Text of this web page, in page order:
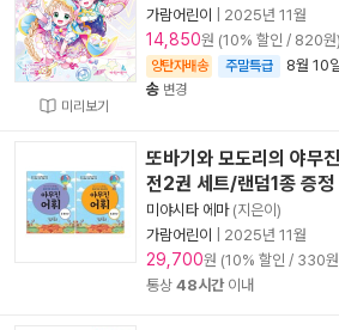
미리보기
가람어린이
2025년 11월
14,850원 (10% 할인 / 820원)
양탄자배송 주말특급 8월 10
송 변경
또바기와 모도리의 야무
전2권 세트/랜덤1종 증정
미야시타 에마(지은이)
가람어린이
2025년 11월
29,700원 (10% 할인 / 330
통상 48시간이내